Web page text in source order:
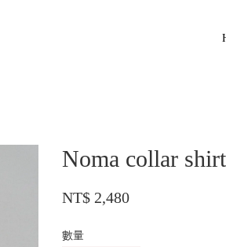
Noma collar
NT$ 2,480
數量